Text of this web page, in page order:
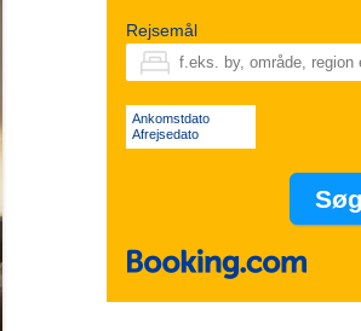
Rejsemål
Ankomstdato
Afrejsedato